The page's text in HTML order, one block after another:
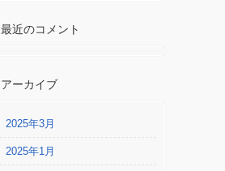
最近のコメント
アーカイブ
2025年3月
2025年1月